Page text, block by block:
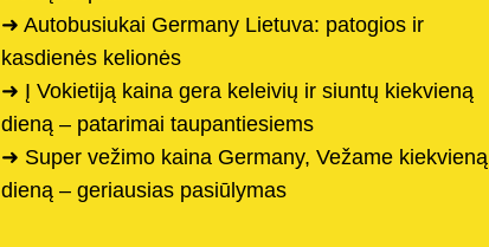
➜ Autobusiukai Germany Lietuva: patogios ir
kasdienės kelionės
➜ Į Vokietiją kaina gera keleivių ir siuntų kiekvieną
dieną – patarimai taupantiesiems
➜ Super vežimo kaina Germany, Vežame kiekvieną
dieną – geriausias pasiūlymas